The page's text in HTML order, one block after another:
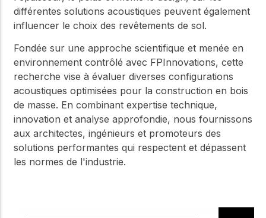
différentes solutions acoustiques peuvent également
influencer le choix des revêtements de sol.
Fondée sur une approche scientifique et menée en
environnement contrôlé avec FPInnovations, cette
recherche vise à évaluer diverses configurations
acoustiques optimisées pour la construction en bois
de masse. En combinant expertise technique,
innovation et analyse approfondie, nous fournissons
aux architectes, ingénieurs et promoteurs des
solutions performantes qui respectent et dépassent
les normes de l'industrie.